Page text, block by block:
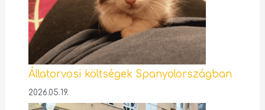
Állatorvosi költségek Spanyolországban
2026.05.19.